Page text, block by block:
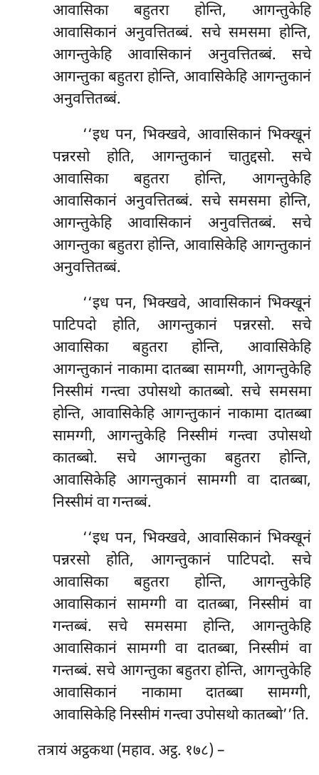
आवासिका बहुतरा होन्ति, आगन्तुकेहि
आवासिकानं अनुवत्तितब्बं. सचे समसमा होन्ति,
आगन्तुकेहि आवासिकानं अनुवत्तितब्बं. सचे
आगन्तुकाबहुतरा होन्ति, आवासिकेहि आगन्तुकानं
अनुवत्तितब्बं.
‘‘इध पन, भिक्खवे, आवासिकानं भिक्खूनं
पन्नरसो होति, आगन्तुकानं चातुद्दसो. सचे
आवासिका बहुतरा होन्ति, आगन्तुकेहि
आवासिकानं अनुवत्तितब्बं. सचे समसमा होन्ति,
आगन्तुकेहि आवासिकानं अनुवत्तितब्बं. सचे
आगन्तुका बहुतरा होन्ति, आवासिकेहि आगन्तुकानं
अनुवत्तितब्बं.
‘‘इध पन, भिक्खवे, आवासिकानं भिक्खूनं
पाटिपदो होति, आगन्तुकानं पन्नरसो. सचे
आवासिका बहुतरा होन्ति, आवासिकेहि
आगन्तुकानं नाकामा दातब्बा सामग्गी, आगन्तुकेहि
निस्सीमं गन्त्वा उपोसथो कातब्बो. सचे समसमा
होन्ति, आवासिकेहि आगन्तुकानं नाकामा दातब्बा
सामग्गी, आगन्तुकेहि निस्सीमं गन्त्वा उपोसथो
कातब्बो. सचे आगन्तुका बहुतरा होन्ति,
आवासिकेहि आगन्तुकानं सामग्गी वा दातब्बा,
निस्सीमं वा गन्तब्बं.
‘‘इध पन, भिक्खवे, आवासिकानं भिक्खूनं
पन्नरसो होति, आगन्तुकानं पाटिपदो. सचे
आवासिका बहुतरा होन्ति, आगन्तुकेहि
आवासिकानं सामग्गी वा दातब्बा, निस्सीमं वा
गन्तब्बं. सचे समसमा होन्ति, आगन्तुकेहि
आवासिकानं सामग्गी वा दातब्बा, निस्सीमं वा
गन्तब्बं. सचे आगन्तुका बहुतरा होन्ति, आगन्तुकेहि
आवासिकानं नाकामा दातब्बा सामग्गी,
आवासिकेहि निस्सीमं गन्त्वा उपोसथो कातब्बो’’ति.
तत्रायंअट्ठकथा (महाव. अट्ठ. १७८) –